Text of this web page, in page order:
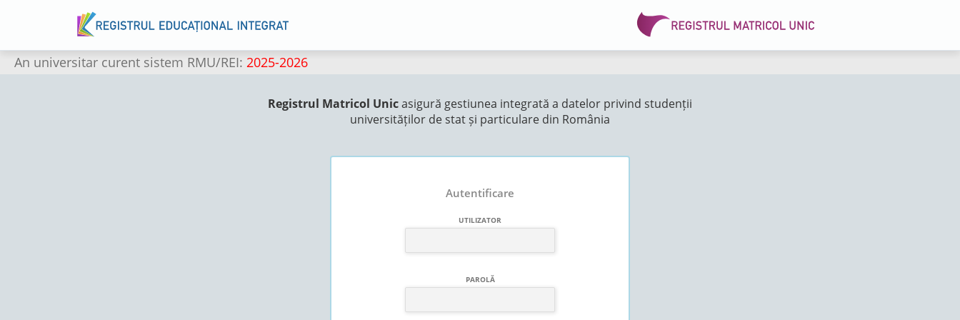
An universitar curent sistem RMU/REI: 2025-2026
Registrul Matricol Unicasigură gestiunea integrată a datelor privind studenții
universităților de stat și particulare din România
Autentificare
UTILIZATOR
PAROLĂ